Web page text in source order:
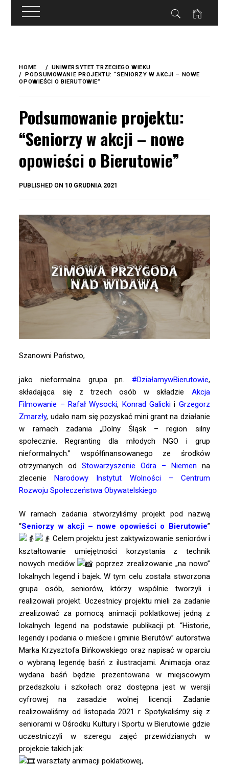
treści
content
HOME
UNIWERSYTET TRZECIEGO WIEKU
PODSUMOWANIE PROJEKTU: “SENIORZY W AKCJI – NOWE
OPOWIEŚCI O BIERUTOWIE”
Podsumowanie projektu:
“Seniorzy w akcji – nowe
opowieści o Bierutowie”
PUBLISHED ON 10 GRUDNIA 2021
Szanowni Państwo,
jako nieformalna grupa pn. #DziałamywBierutowie,
składająca się z trzech osób w składzie Akcja
Filmowanie – Rafał Wysocki, Konrad Galicki i Grzegorz
Zmarzły, udało nam się pozyskać mini grant na działanie
w ramach zadania „Dolny Śląsk – region silny
społecznie. Regranting dla młodych NGO i grup
nieformalnych.” współfinansowanego ze środków
otrzymanych odStowarzyszenie Odra – Niemen na
zlecenieNarodowy Instytut Wolności – Centrum
Rozwoju Społeczeństwa Obywatelskiego
W ramach zadania stworzyliśmy projekt pod nazwą
“Seniorzy w akcji – nowe opowieści o Bierutowie”
Celem projektu jest zaktywizowanie seniorów i
kształtowanie umiejętności korzystania z technik
nowych mediów
poprzez zrealizowanie „na nowo”
lokalnych legend i bajek. W tym celu została stworzona
grupa osób, seniorów, którzy wspólnie tworzyli i
realizowali projekt. Uczestnicy projektu mieli za zadanie
zrealizować za pomocą animacji poklatkowej jedną z
lokalnych legend na podstawie publikacji pt. “Historie,
legendy i podania o mieście i gminie Bierutów” autorstwa
Marka Krzysztofa Bińkowskiego oraz napisać w oparciu
o wybraną legendę baśń z ilustracjami. Animacja oraz
wydana baśń będzie prezentowana w miejscowym
przedszkolu i szkołach oraz dostępna jest w wersji
cyfrowej na zasadzie wolnej licencji. Zadanie
realizowaliśmy od listopada 2021 r. Spotykaliśmy się z
seniorami w Ośrodku Kultury i Sportu w Bierutowie gdzie
uczestniczyli w szeregu zajęć przewidzianych w
projekcie takich jak:
warsztaty animacji poklatkowej,